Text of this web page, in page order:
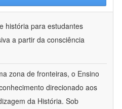
história para estudantes
a partir da consciência
zona de fronteiras, o Ensino
direcionado aos
da História. Sob